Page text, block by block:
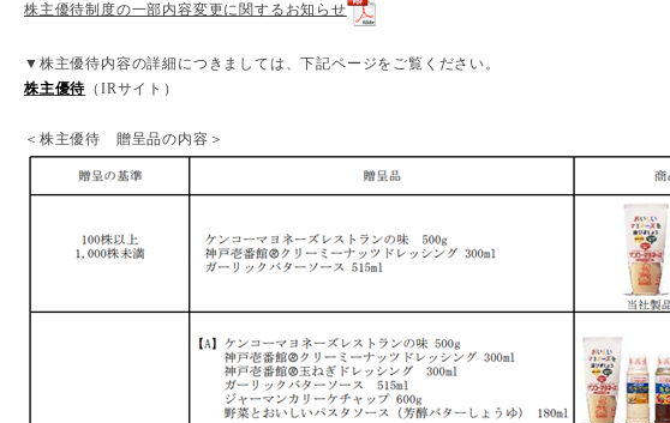
株主優待制度の一部内容変更に関するお知らせ
▼株主優待内容の詳細につきましては、下記ページをご覧ください。
株主優待 （IRサイト）
＜株主優待 贈呈品の内容＞